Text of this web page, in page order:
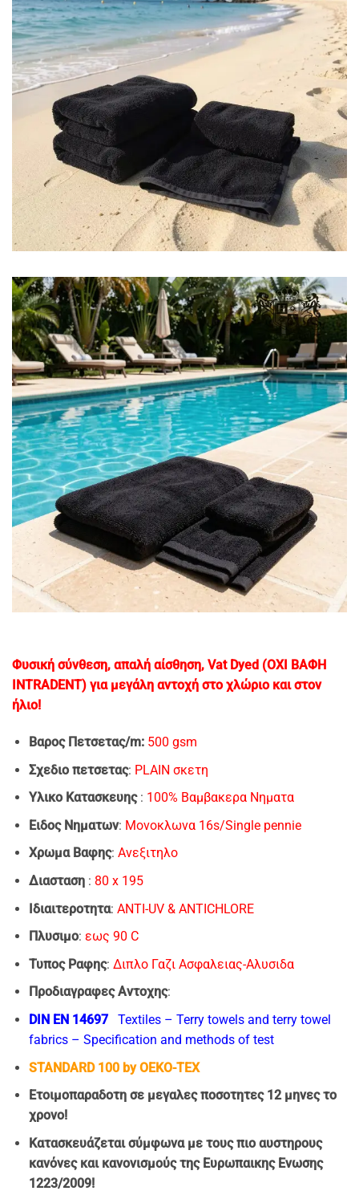
Φυσική σύνθεση, απαλή αίσθηση, Vat Dyed (OXI ΒΑΦΗ
INTRADENT) για μεγάλη αντοχή στο χλώριο και στον
ήλιo!
Bαρος Πετσετας/m: 500 gsm
Σχεδιο πετσετας: PLAIN σκετη
Υλικο Κατασκευης: 100% Βαμβακερα Νηματα
Ειδος Νηματων: Moνοκλωνα 16s/Single pennie
Xρωμα Bαφης: Ανεξιτηλο
Διασταση: 80 x 195
Ιδιαιτεροτητα: ANTI-UV & ANTICHLORE
Πλυσιμο: εως 90 C
Τυπος Ραφης: Διπλο Γαζι Ασφαλειας-Αλυσιδα
Προδιαγραφες Αντοχης:
DIN EN 14697 Textiles – Terry towels and terry towel
fabrics – Specification and methods of test
STANDARD 100 by OEKO-TEX
Ετοιμοπαραδοτη σε μεγαλες ποσοτητες 12 μηνες το
χρονο!
Κατασκευάζεται σύμφωνα με τους πιο αυστηρους
κανόνες και κανονισμούς της Ευρωπαικης Ενωσης
1223/2009!